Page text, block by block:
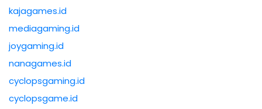
kajagames.id
mediagaming.id
joygaming.id
nanagames.id
cyclopsgaming.id
cyclopsgame.id